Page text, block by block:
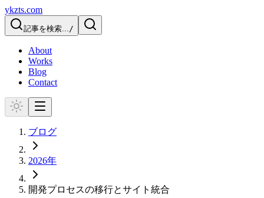
ykzts.com
記事を検索.../
About
Works
Blog
Contact
ブログ
2026年
開発プロセスの移行とサイト統合